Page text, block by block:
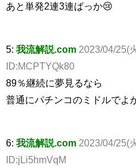
あと単発2連3連ばっか😢
5: 我流解説.com 2023/04/25(
ID:MCPTYQk80
89％継続に夢見るなら
普通にパチンコのミドルでよ
6: 我流解説.com 2023/04/25(
ID:jLi5hmVqM